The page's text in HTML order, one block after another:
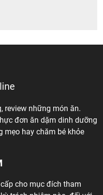
review những món ăn.
đơn ăn dặm dinh dưỡng
mẹo hay chăm bé khỏe
cho mục đích tham